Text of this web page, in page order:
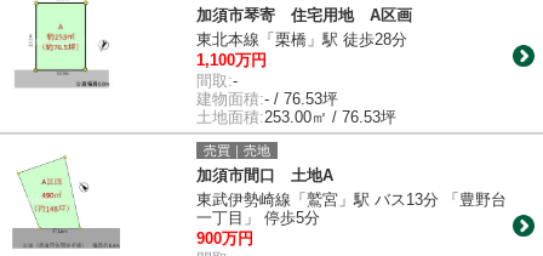
加須市琴寄 住宅用地 A区画
東北本線「栗橋」駅 徒歩28分
1,100万円
間取:-
建物面積:- / 76.53坪
土地面積:253.00㎡ / 76.53坪
売買｜売地
加須市間口 土地A
東武伊勢崎線「鷲宮」駅 バス13分 「豊野台
一丁目」 停歩5分
900万円